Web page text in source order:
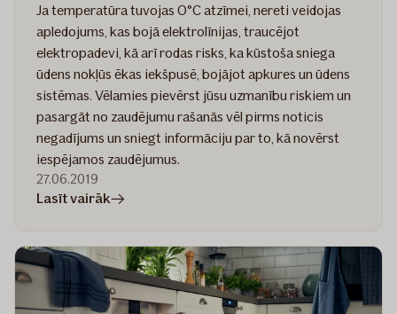
Ja temperatūra tuvojas O°C atzīmei, nereti veidojas
apledojums, kas bojā elektrolīnijas, traucējot
elektropadevi, kā arī rodas risks, ka kūstoša sniega
ūdens nokļūs ēkas iekšpusē, bojājot apkures un ūdens
sistēmas. Vēlamies pievērst jūsu uzmanību riskiem un
pasargāt no zaudējumu rašanās vēl pirms noticis
negadījums un sniegt informāciju par to, kā novērst
iespējamos zaudējumus.
27.06.2019
Lasīt vairākrakstā
ēkas
iekšpusē
ziemā